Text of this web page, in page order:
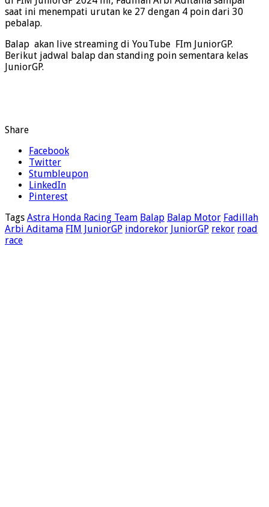
saat ini menempati urutan ke 27 dengan 4 poin dari 30
pebalap.
Balap akan live streaming di YouTube FIm JuniorGP.
Berikut jadwal balap dan standing poin sementara kelas
JuniorGP.
Share
Facebook
Twitter
Stumbleupon
LinkedIn
Pinterest
Tags Astra Honda Racing Team Balap Balap Motor Fadillah
Arbi Aditama FIM JuniorGP indorekor JuniorGP rekor road
race